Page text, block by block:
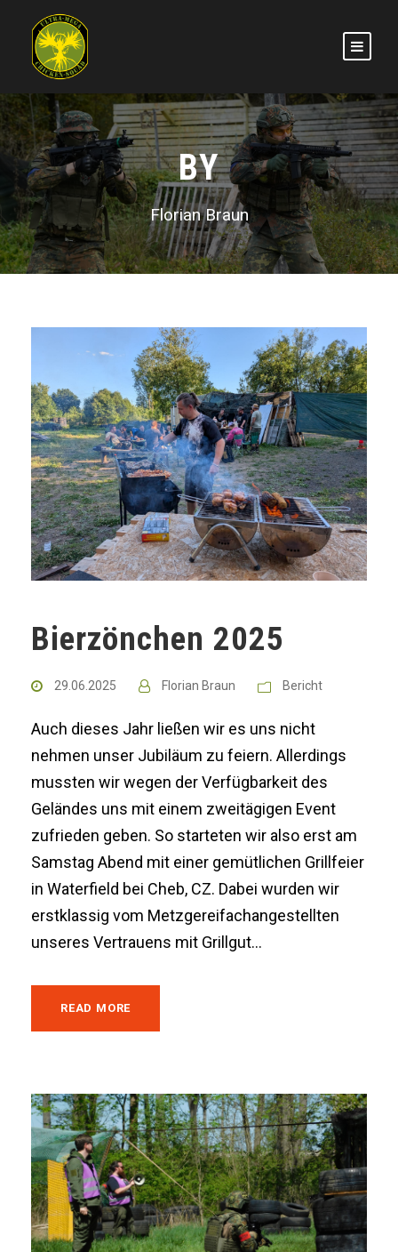
BY
Florian Braun
Bierzönchen 2025
29.06.2025 Florian Braun Bericht
Auch dieses Jahr ließen wir es uns nicht
nehmen unser Jubiläum zu feiern. Allerdings
mussten wir wegen der Verfügbarkeit des
Geländes uns mit einem zweitägigen Event
zufrieden geben. So starteten wir also erst am
Samstag Abend mit einer gemütlichen Grillfeier
in Waterfield bei Cheb, CZ. Dabei wurden wir
erstklassig vom Metzgereifachangestellten
unseres Vertrauens mit Grillgut...
READ MORE